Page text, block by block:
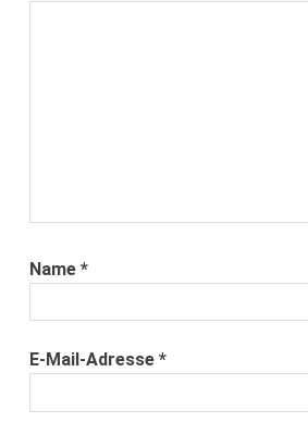
Name*
E-Mail-Adresse*